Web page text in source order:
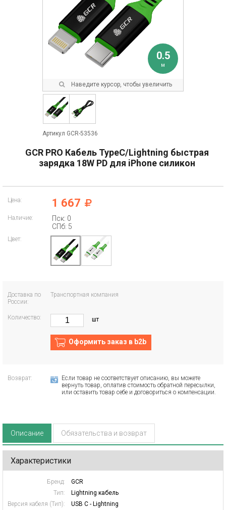
0.5
м
Наведите курсор, чтобы увеличить
Артикул GCR-53536
GCR PRO Кабель TypeC/Lightning быстрая
зарядка 18W PD для iPhone силикон
Цена: 1 667
Наличие:
Пск: 0
СПб: 5
Цвет:
Доставка по
России:
Транспортная компания
Количество: шт
Оформить заказ в b2b
Возврат:
Если товар не соответствует описанию, вы можете
вернуть товар, оплатив стоимость обратной пересылки,
или оставить товар себе и договориться о компенсации.
Описание Обязательства и возврат
Характеристики
Бренд:
GCR
Тип:
Lightning кабель
Версия кабеля (Тип):
USB C - Lightning